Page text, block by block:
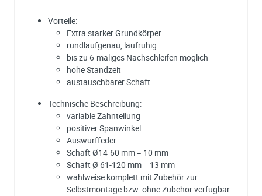
Vorteile:
Extra starker Grundkörper
rundlaufgenau, laufruhig
bis zu 6-maliges Nachschleifen möglich
hohe Standzeit
austauschbarer Schaft
Technische Beschreibung:
variable Zahnteilung
positiver Spanwinkel
Auswurffeder
Schaft Ø14-60 mm = 10 mm
Schaft Ø 61-120 mm = 13 mm
wahlweise komplett mit Zubehör zur
Selbstmontage bzw. ohne Zubehör verfügbar